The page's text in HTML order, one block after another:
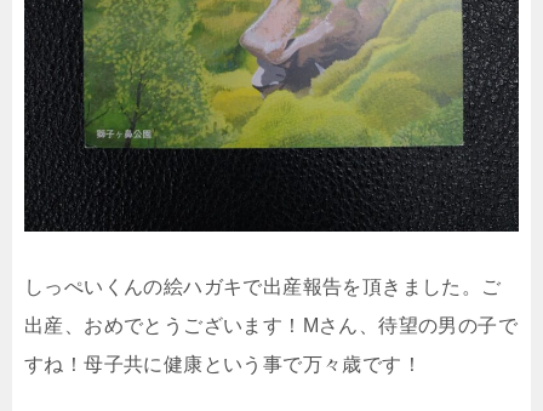
しっぺいくんの絵ハガキで出産報告を頂きました。ご
出産、おめでとうございます！Mさん、待望の男の子で
すね！母子共に健康という事で万々歳です！